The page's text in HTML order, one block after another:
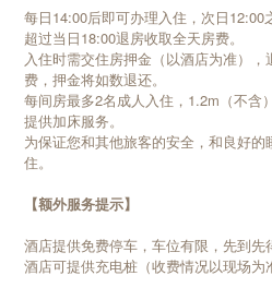
每日14:00后即可办理入住，次日12:00
超过当日18:00退房收取全天房费。
入住时需交住房押金（以酒店为准）
费，押金将如数退还。
每间房最多2名成人入住，1.2m（不含
提供加床服务。
为保证您和其他旅客的安全，和良好
住。
【额外服务提示】
酒店提供免费停车，车位有限，先到先
酒店可提供充电桩（收费情况以现场为